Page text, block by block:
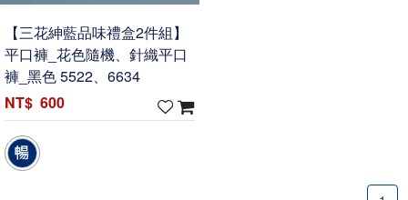
【三花紳藍品味禮盒2件組】
平口褲_花色隨機、針織平口
褲_黑色 5522、6634
600